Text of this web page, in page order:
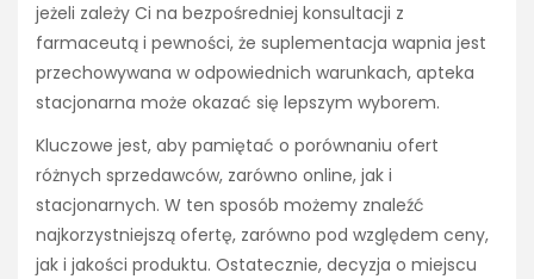
jeżeli zależy Ci na bezpośredniej konsultacji z
farmaceutą i pewności, że suplementacja wapnia jest
przechowywana w odpowiednich warunkach, apteka
stacjonarna może okazać się lepszym wyborem.
Kluczowe jest, aby pamiętać o porównaniu ofert
różnych sprzedawców, zarówno online, jak i
stacjonarnych. W ten sposób możemy znaleźć
najkorzystniejszą ofertę, zarówno pod względem ceny,
jak i jakości produktu. Ostatecznie, decyzja o miejscu